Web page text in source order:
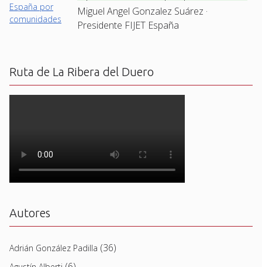
Miguel Angel Gonzalez Suárez ·
Presidente FIJET España
Ruta de La Ribera del Duero
Autores
Adrián González Padilla (36)